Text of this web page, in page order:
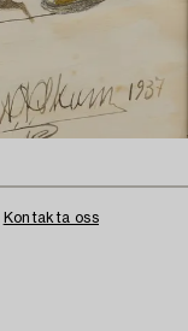
Kontakta oss